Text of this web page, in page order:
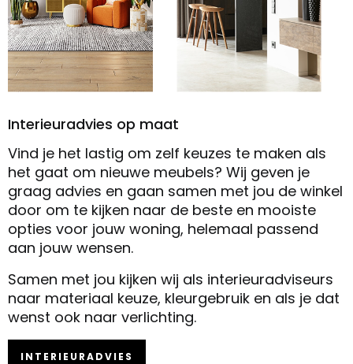
Interieuradvies op maat
Vind je het lastig om zelf keuzes te maken als
het gaat om nieuwe meubels? Wij geven je
graag advies en gaan samen met jou de winkel
door om te kijken naar de beste en mooiste
opties voor jouw woning, helemaal passend
aan jouw wensen.
Samen met jou kijken wij als interieuradviseurs
naar materiaal keuze, kleurgebruik en als je dat
wenst ook naar verlichting.
INTERIEURADVIES